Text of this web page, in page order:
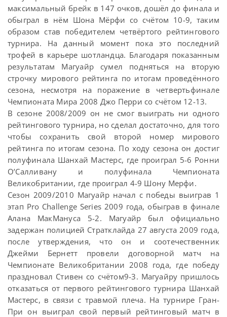
максимальный брейк в 147 очков, дошёл до финала и
обыграл в нём Шона Мёрфи со счётом 10-9, таким
образом став победителем четвёртого рейтингового
турнира. На данный момент пока это последний
трофей в карьере шотландца. Благодаря показанным
результатам Магуайр сумел подняться на вторую
строчку мирового рейтинга по итогам проведённого
сезона, несмотря на поражение в четвертьфинале
Чемпионата Мира 2008 Джо Перри со счётом 12-13.
В сезоне 2008/2009 он не смог выиграть ни одного
рейтингового турнира, но сделал достаточно, для того
чтобы сохранить свой второй номер мирового
рейтинга по итогам сезона. По ходу сезона он достиг
полуфинала Шанхай Мастерс, где проиграл 5-6 Ронни
О’Салливану и полуфинала Чемпионата
Великобритании, где проиграл 4-9 Шону Мерфи.
Сезон 2009/2010 Магуайр начал с победы выиграв 1
этап Pro Challenge Series 2009 года, обыграв в финале
Алана МакМануса 5-2. Магуайр был официально
задержан полицией Стратклайда 27 августа 2009 года,
после утверждения, что он и соотечественник
Джейми Бернетт провели договорной матч на
Чемпионате Великобритании 2008 года, где победу
праздновал Стивен со счётом9-3. Магуайру пришлось
отказаться от первого рейтингового турнира Шанхай
Мастерс, в связи с травмой плеча. На турнире Гран-
При он выиграл свой первый рейтинговый матч в